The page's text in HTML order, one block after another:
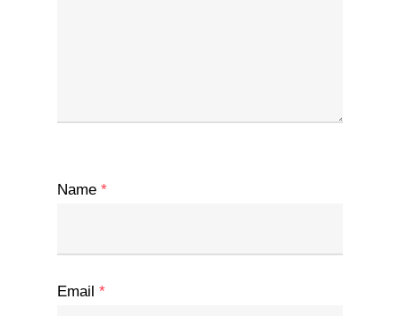
Name *
Email *